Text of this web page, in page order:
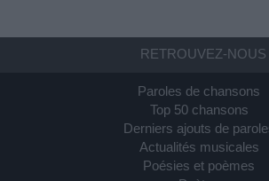
RETROUVEZ-NOUS
Paroles de chansons
Top 50 chansons
Derniers ajouts de
Actualités musicales
Poésies et poèmes